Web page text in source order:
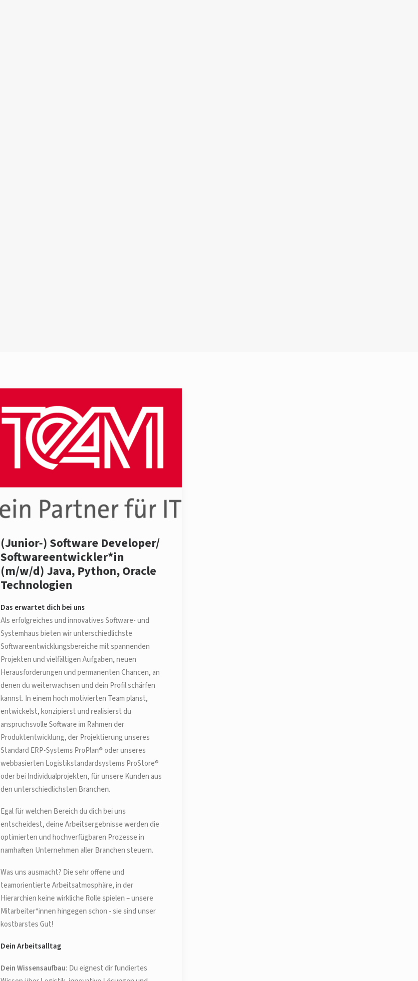
(Junior-) Software Developer/
Softwareentwickler*in
(m/w/d) Java, Python, Oracle
Technologien
Das erwartet dich bei uns
Als erfolgreiches und innovatives Software- und
Systemhaus bieten wir unterschiedlichste
Softwareentwicklungsbereiche mit spannenden
Projekten und vielfältigen Aufgaben, neuen
Herausforderungen und permanenten Chancen, an
denen du weiterwachsen und dein Profil schärfen
kannst. In einem hoch motivierten Team planst,
entwickelst, konzipierst und realisierst du
anspruchsvolle Software im Rahmen der
Produktentwicklung, der Projektierung unseres
Standard ERP-Systems ProPlan® oder unseres
webbasierten Logistikstandardsystems ProStore®
oder bei Individualprojekten, für unsere Kunden aus
den unterschiedlichsten Branchen.
Egal für welchen Bereich du dich bei uns
entscheidest, deine Arbeitsergebnisse werden die
optimierten und hochverfügbaren Prozesse in
namhaften Unternehmen aller Branchen steuern.
Was uns ausmacht? Die sehr offene und
teamorientierte Arbeitsatmosphäre, in der
Hierarchien keine wirkliche Rolle spielen – unsere
Mitarbeiter*innen hingegen schon - sie sind unser
kostbarstes Gut!
Dein Arbeitsalltag
Dein Wissensaufbau: Du eignest dir fundiertes